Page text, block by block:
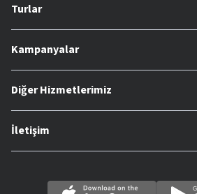
Turlar
Kampanyalar
Diğer Hizmetlerimiz
İletişim